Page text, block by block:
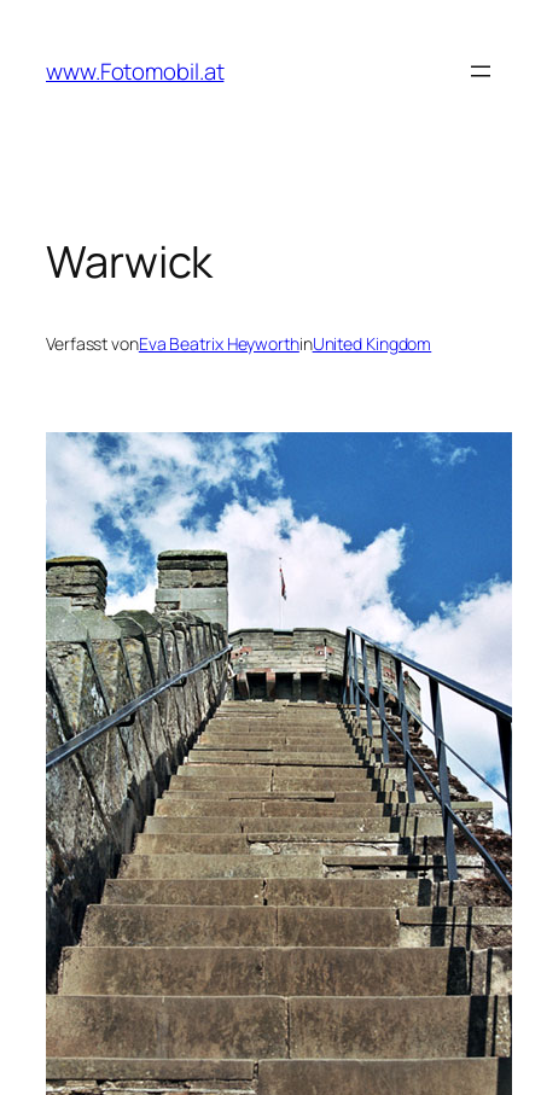
springen
www.Fotomobil.at
Warwick
Verfasst vonEva Beatrix HeyworthinUnited Kingdom